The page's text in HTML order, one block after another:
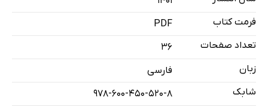
فرمت کتاب
PDF
تعداد صفحات
36
زبان
فارسی
شابک
978-600-450-520-8